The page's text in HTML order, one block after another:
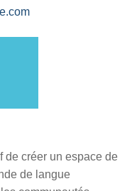
de créer un espace de
de langue